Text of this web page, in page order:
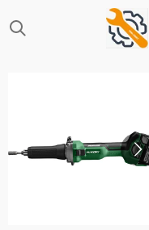
direct